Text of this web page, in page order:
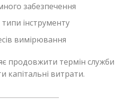
забезпечення
інструменту
вимірювання
продовжити термін служби
капітальні витрати.